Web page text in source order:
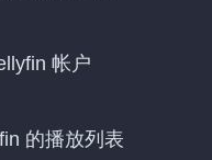
帐户
的播放列表